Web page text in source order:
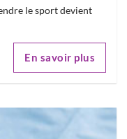
le sport devient
En savoir plus